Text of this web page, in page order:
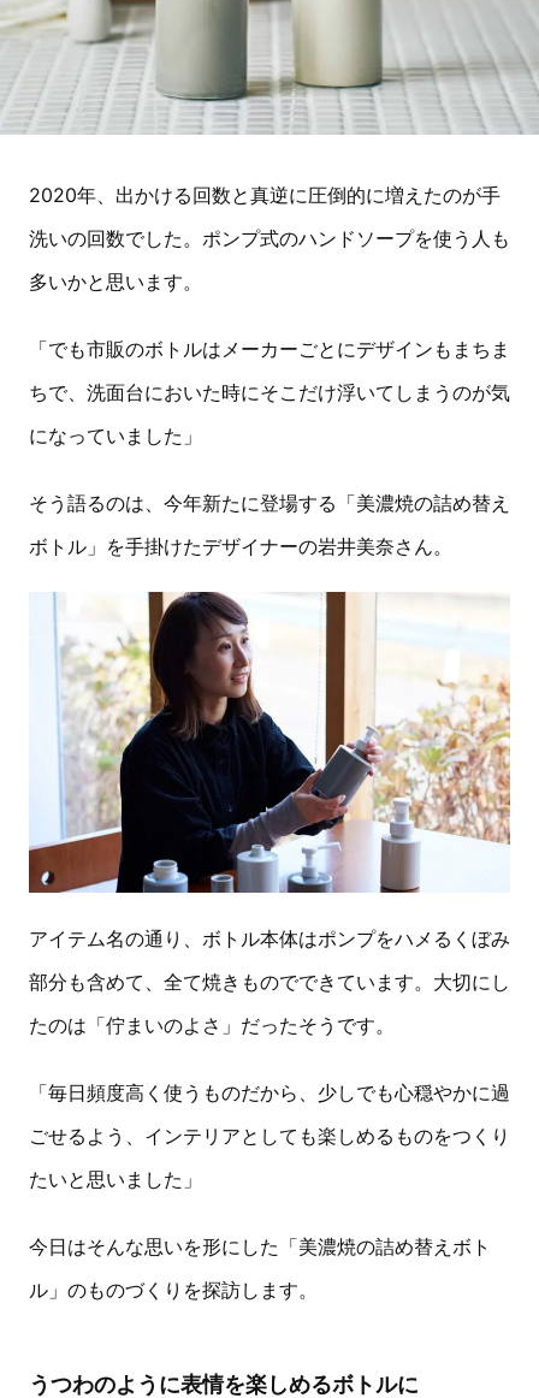
2020年、出かける回数と真逆に圧倒的に増えたのが手
洗いの回数でした。ポンプ式のハンドソープを使う人も
多いかと思います。
「でも市販のボトルはメーカーごとにデザインもまちま
ちで、洗面台においた時にそこだけ浮いてしまうのが気
になっていました」
そう語るのは、今年新たに登場する「美濃焼の詰め替え
ボトル」を手掛けたデザイナーの岩井美奈さん。
アイテム名の通り、ボトル本体はポンプをハメるくぼみ
部分も含めて、全て焼きものでできています。大切にし
たのは「佇まいのよさ」だったそうです。
「毎日頻度高く使うものだから、少しでも心穏やかに過
ごせるよう、インテリアとしても楽しめるものをつくり
たいと思いました」
今日はそんな思いを形にした「美濃焼の詰め替えボト
ル」のものづくりを探訪します。
うつわのように表情を楽しめるボトルに